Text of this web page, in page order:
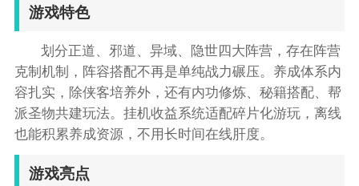
游戏特色
划分正道、邪道、异域、隐世四大阵营，存在阵营
克制机制，阵容搭配不再是单纯战力碾压。养成体系内
容扎实，除侠客培养外，还有内功修炼、秘籍搭配、帮
派圣物共建玩法。挂机收益系统适配碎片化游玩，离线
也能积累养成资源，不用长时间在线肝度。
游戏亮点